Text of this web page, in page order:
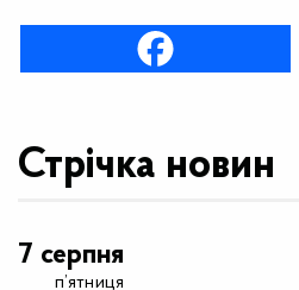
Стрічка новин
7 серпня
п’ятниця